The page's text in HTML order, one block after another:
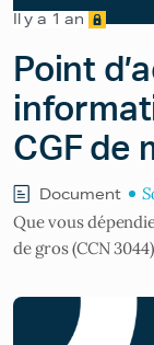
Il y a 1 an
Point
CGF de
Document
Que vous
de gros (CCN